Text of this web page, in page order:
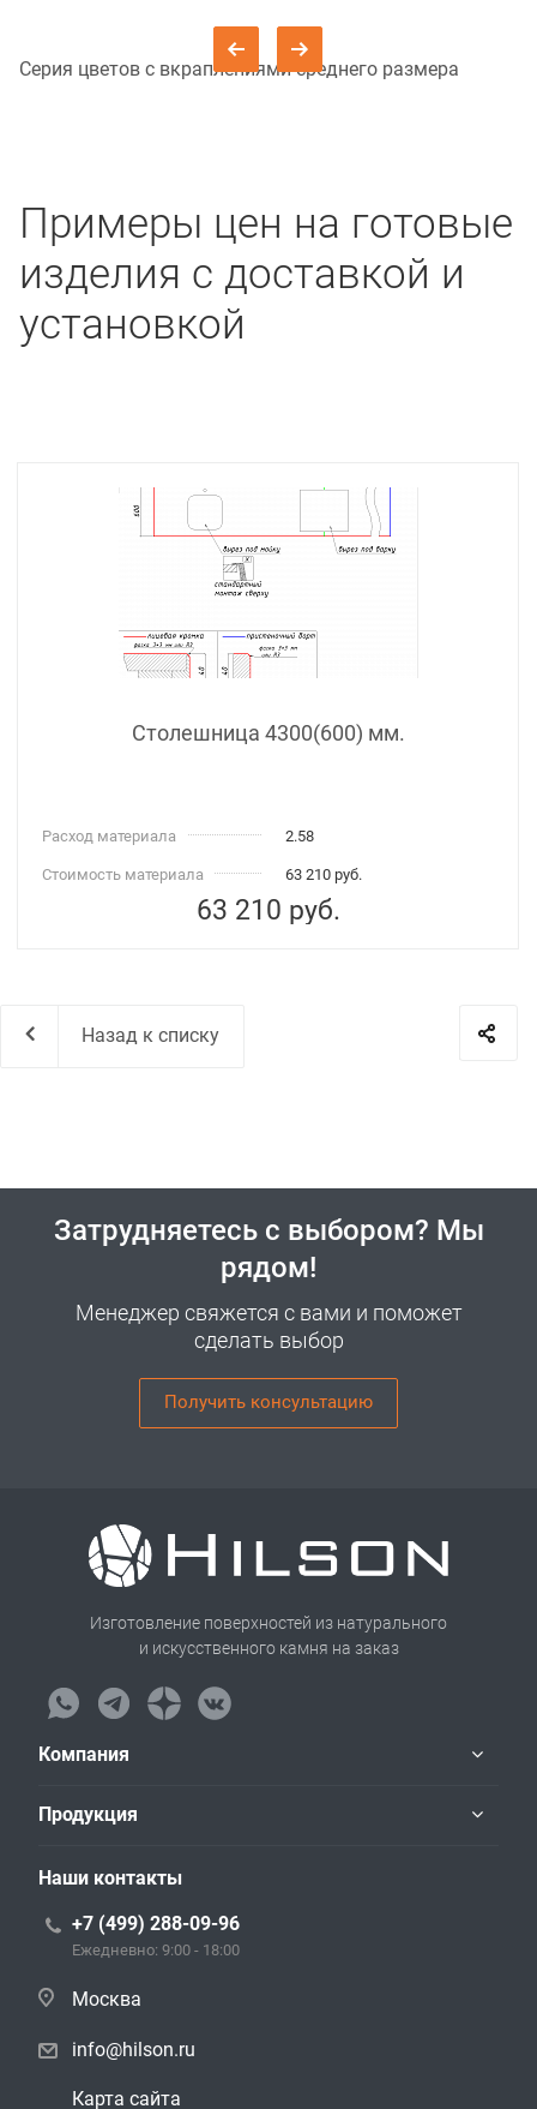
Серия цветов с вкраплениями среднего размера
Примеры цен на готовые
изделия с доставкой и
установкой
Столешница 4300(600) мм.
Расход материала 2.58
Стоимость материала 63 210 руб.
63 210 руб.
Назад к списку
Затрудняетесь с выбором? Мы
рядом!
Менеджер свяжется с вами и поможет
сделать выбор
Получить консультацию
Изготовление поверхностей из натурального
и искусственного камня на заказ
Компания
Продукция
Наши контакты
+7 (499) 288-09-96
Ежедневно: 9:00 - 18:00
Москва
info@hilson.ru
Карта сайта